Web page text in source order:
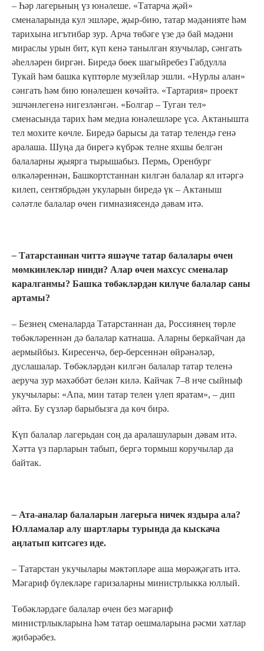
– Һәр лагерьның үз юнәлеше. «Татарча җәй»
сменаларында кул эшләре, җыр-бию, татар мәдәнияте һәм
тарихына игътибар зур. Арча төбәге үзе дә бай мәдәни
мираслы урын бит, күп кенә танылган язучылар, сәнгать
әһелләрен биргән. Биредә бөек шагыйребез Габдулла
Тукай һәм башка күптөрле музейлар эшли. «Нурлы алан»
сәнгать һәм бию юнәлешен көчәйтә. «Тартария» проект
эшчәнлегенә нигезләнгән. «Болгар – Туган тел»
сменасында тарих һәм медиа юнәлешләре үсә. Актанышта
тел мохите көчле. Биредә барысы да татар телендә генә
аралаша. Шуңа да бирегә күбрәк телне яхшы белгән
балаларны җыярга тырышабыз. Пермь, Оренбург
өлкәләреннән, Башкортстаннан килгән балалар ял итәргә
килеп, сентябрьдән укуларын биредә үк – Актаныш
сәләтле балалар өчен гимназиясендә дәвам итә.
– Татарстаннан читтә яшәүче татар балалары өчен
мөмкинлекләр нинди? Алар өчен махсус сменалар
каралганмы? Башка төбәкләрдән килүче балалар саны
артамы?
– Безнең сменаларда Татарстаннан да, Россиянең төрле
төбәкләреннән дә балалар катнаша. Аларны беркайчан да
аермыйбыз. Киресенчә, бер-берсеннән өйрәнәләр,
дуслашалар. Төбәкләрдән килгән балалар татар теленә
аеруча зур мәхәббәт белән килә. Кайчак 7–8 нче сыйныф
укучылары: «Апа, мин татар телен үлеп яратам», – дип
әйтә. Бу сүзләр барыбызга да көч бирә.
Күп балалар лагерьдан соң да аралашуларын дәвам итә.
Хәтта үз парларын табып, бергә тормыш коручылар да
байтак.
– Ата-аналар балаларын лагерьга ничек яздыра ала?
Юлламалар алу шартлары турында да кыскача
аңлатып китсәгез иде.
– Татарстан укучылары мәктәпләре аша мөрәҗәгать итә.
Мәгариф бүлекләре гаризаларны министрлыкка юллый.
Төбәкләрдәге балалар өчен без мәгариф
министрлыкларына һәм татар оешмаларына рәсми хатлар
җибәрәбез.